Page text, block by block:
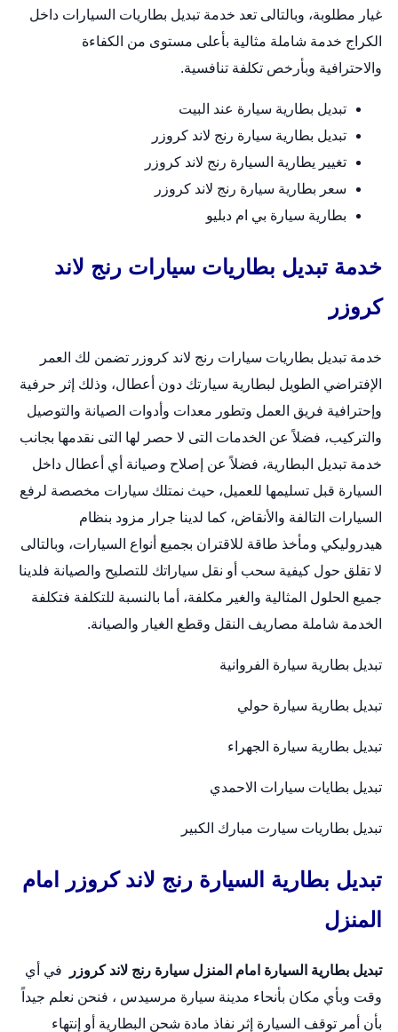
غيار مطلوبة، وبالتالى تعد خدمة تبديل بطاريات السيارات داخل
الكراج خدمة شاملة مثالية بأعلى مستوى من الكفاءة
والاحترافية وبأرخص تكلفة تنافسية.
تبديل بطارية سيارة عند البيت
تبديل بطارية سيارة رنج لاند كروزر
تغيير يطارية السيارة رنج لاند كروزر
سعر بطارية سيارة رنج لاند كروزر
بطارية سيارة بي ام دبليو
خدمة تبديل بطاريات سيارات رنج لاند
كروزر
خدمة تبديل بطاريات سيارات رنج لاند كروزر تضمن لك العمر
الإفتراضي الطويل لبطارية سيارتك دون أعطال، وذلك إثر حرفية
وإحترافية فريق العمل وتطور معدات وأدوات الصيانة والتوصيل
والتركيب، فضلاً عن الخدمات التى لا حصر لها التى نقدمها بجانب
خدمة تبديل البطارية، فضلاً عن إصلاح وصيانة أي أعطال داخل
السيارة قبل تسليمها للعميل، حيث نمتلك سيارات مخصصة لرفع
السيارات التالفة والأنقاض، كما لدينا جرار مزود بنظام
هيدروليكي ومأخذ طاقة للاقتران بجميع أنواع السيارات، وبالتالى
لا تقلق حول كيفية سحب أو نقل سياراتك للتصليح والصيانة فلدينا
جميع الحلول المثالية والغير مكلفة، أما بالنسبة للتكلفة فتكلفة
الخدمة شاملة مصاريف النقل وقطع الغيار والصيانة.
تبديل بطارية سيارة الفروانية
تبديل بطارية سيارة حولي
تبديل بطارية سيارة الجهراء
تبديل بطايات سيارات الاحمدي
تبديل بطاريات سيارت مبارك الكبير
تبديل بطارية السيارة رنج لاند كروزر امام
المنزل
تبديل بطارية السيارة امام المنزل سيارة رنج لاند كروزر
في أي
وقت وبأي مكان بأنحاء مدينة سيارة مرسيدس ، فنحن نعلم جيداً
بأن أمر توقف السيارة إثر نفاذ مادة شحن البطارية أو إنتهاء